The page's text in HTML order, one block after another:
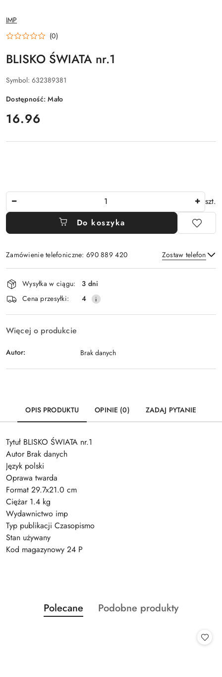
NAZWA
PRODUCENTA:
IMP
(0)
BLISKO ŚWIATA nr.1
Symbol: 632389381
Dostępność:Mało
cena:
16.96
szt.
Do koszyka
Zamówienie telefoniczne: 690 889 420 Zostaw telefon
Wyślij
Dostępność
i
dostawa
Wysyłka w ciągu:
3 dni
Cena przesyłki:
4
Więcej o produkcie
Autor: Brak danych
OPIS PRODUKTU OPINIE (0) ZADAJ PYTANIE
Tytuł BLISKO ŚWIATA nr.1
Autor Brak danych
Język polski
Oprawa twarda
Format 29.7x21.0 cm
Ciężar 1.4 kg
Wydawnictwo imp
Typ publikacji Czasopismo
Stan używany
Kod magazynowy 24 P
Pomiń karuzelę produktów
Produkty
o
Polecane
Produkty
Podobne produkty